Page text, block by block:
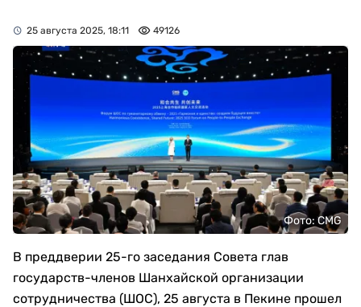
25 августа 2025, 18:11 49126
Фото: CMG
В преддверии 25-го заседания Совета глав
государств-членов Шанхайской организации
сотрудничества (ШОС), 25 августа в Пекине прошел